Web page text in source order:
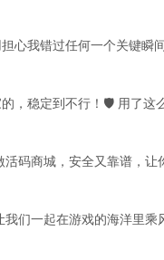
心我错过任何一个关键
，稳定到不行！🛡️ 用了
码商城，安全又靠谱，让
们一起在游戏的海洋里乘